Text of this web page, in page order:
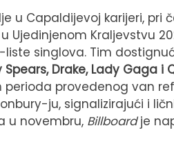
u Capaldijevoj karijeri, pri
Kraljevstvu
singlova. Tim
Spears, Drake, Lady Gaga i
provedenog van
ju, signalizirajući i
u novembru, Billboardje